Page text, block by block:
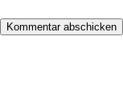
Kommentar abschicken